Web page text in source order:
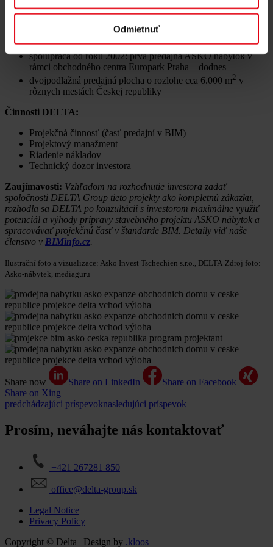
Odmietnuť
cca 10 predajní ASKO nábytok v ČR v spolupráci s DELTA
revitalizácia, rekonštrukcia, rozšírenie predajných,
skladovacích, logistických plôch vrátane technického zázemia
spolupráca od roku 2002: prvá predajňa ASKO nábytok v
rámci obchodného centra Europark Praha – dodnes
dvojpodlažná predajná plocha o rozlohe cca 6.000 m2 v
rôznych mestách Českej republiky
Činnosti DELTA:
Projekčná činnosť (časť predajní v BIM)
Projektový manažment
Riadenie nákladov
Technický dozor investora
Zaujímavosti: Vzhľadom na rozhodnutie investora zadať
spoločnosti DELTA Group tieto projekty ako kompletnú zákazku,
rozhodla sa DELTA po konzultácii s investorom maximálne využiť
potenciál a výhody prípravy stavebného projektu ASKO nábytok a
spracovávať projekčnú časť v štandarde BIM. Detaily viď naše
členstvo v BIMinfo.cz.
Ilustrační foto a vizualizace: Asko Invest Tschechien s.r.o., DELTA Zdroj foto:
Asko-nábytek, mediaguru
Share now Share on LinkedIn
Share on Facebook
Share on Xing
predchádzajúci príspevoknasledujúci príspevok
Prosím, neváhajte nás kontaktovať
+421 267281 850
office@delta-group.sk
Legal Notice
Privacy Policy
Copyright © Delta | Design by .kloos